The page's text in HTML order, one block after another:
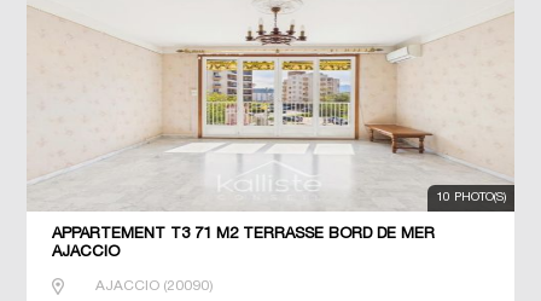
10 PHOTO(S)
APPARTEMENT T3 71 M2 TERRASSE BORD DE MER
AJACCIO
AJACCIO(20090)